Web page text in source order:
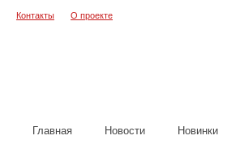
Контакты О проекте
Главная Новости Новинки